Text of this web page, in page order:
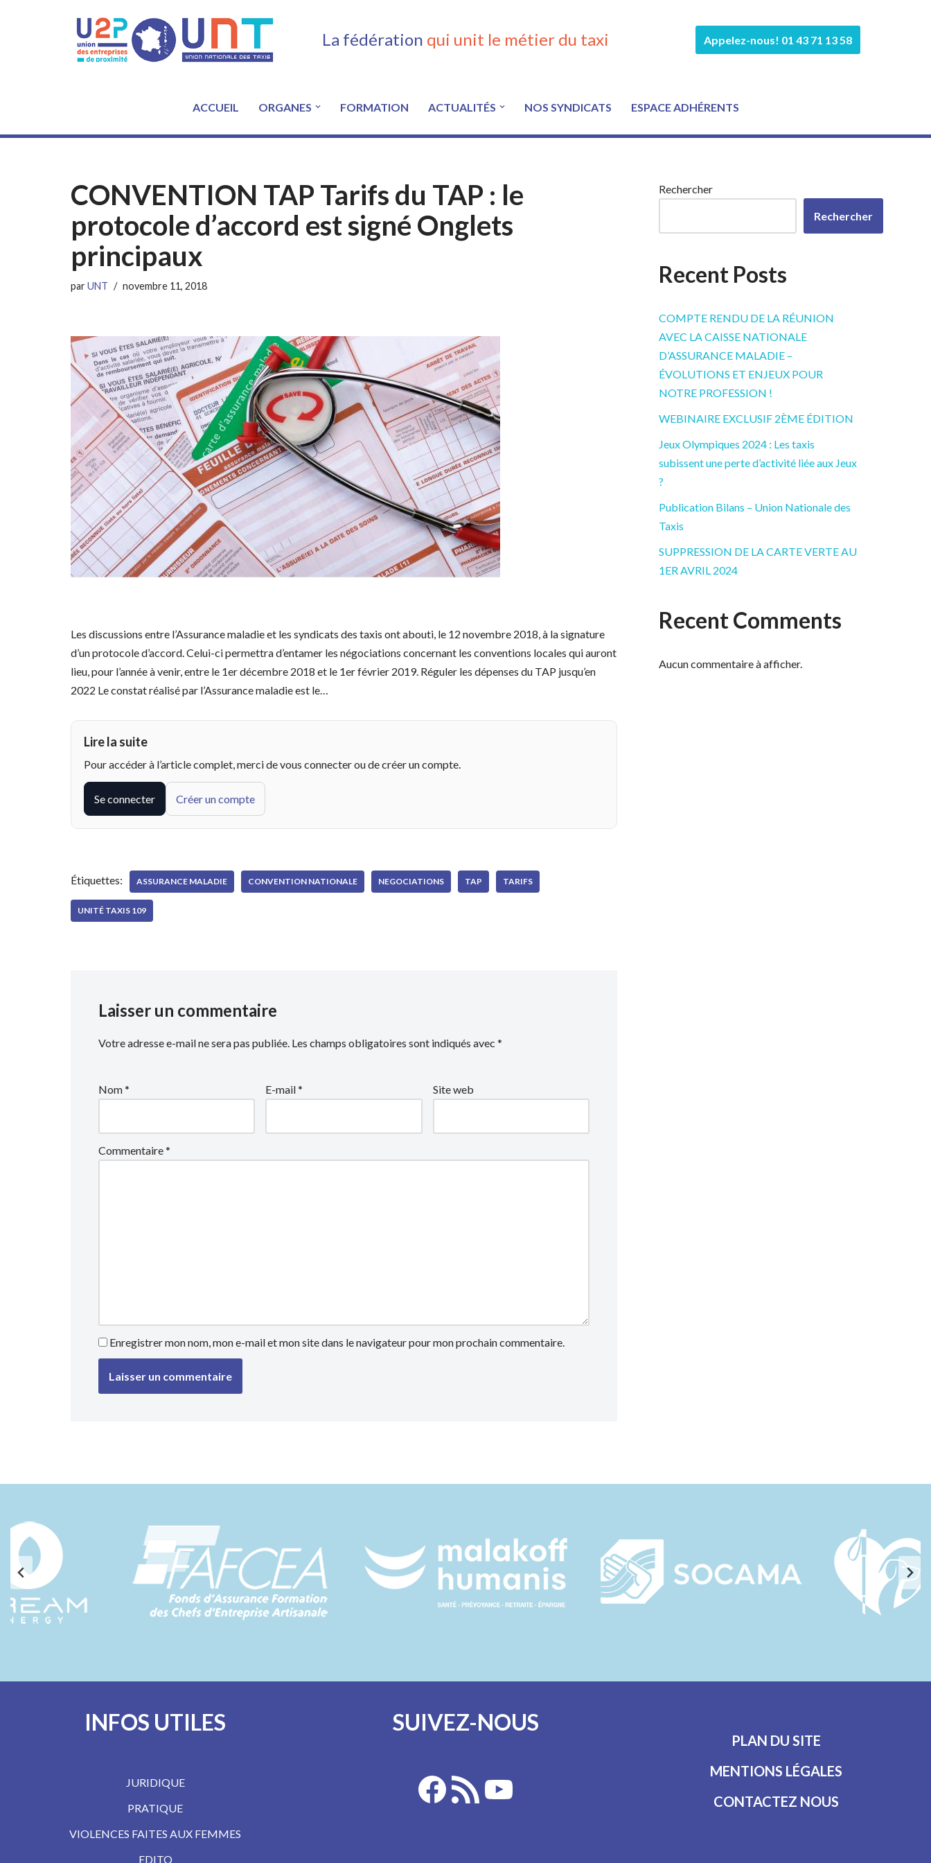
La fédération qui unit le métier du taxi Appelez-nous! 01 43 71 13 58
ACCUEIL ORGANES FORMATION ACTUALITÉS NOS SYNDICATS ESPACE ADHÉRENTS
CONVENTION TAP Tarifs du TAP : le
protocole d’accord est signé Onglets
principaux
parUNT novembre 11, 2018
Les discussions entre l’Assurance maladie et les syndicats des taxis ont abouti, le 12 novembre 2018, à la signature
d’un protocole d’accord. Celui-ci permettra d’entamer les négociations concernant les conventions locales qui auront
lieu, pour l’année à venir, entre le 1er décembre 2018 et le 1er février 2019. Réguler les dépenses du TAP jusqu’en
2022 Le constat réalisé par l’Assurance maladie est le…
Lire la suite
Pour accéder à l’article complet, merci de vous connecter ou de créer un compte.
Se connecter Créer un compte
Étiquettes: ASSURANCE MALADIE CONVENTION NATIONALE NEGOCIATIONS TAP TARIFS
UNITÉ TAXIS 109
Laisser un commentaire
Votre adresse e-mail ne sera pas publiée. Les champs obligatoires sont indiqués avec *
Nom* E-mail* Site web
Commentaire*
Enregistrer mon nom, mon e-mail et mon site dans le navigateur pour mon prochain commentaire.
Rechercher
Rechercher
Recent Posts
COMPTE RENDU DE LA RÉUNION
AVEC LA CAISSE NATIONALE
D’ASSURANCE MALADIE –
ÉVOLUTIONS ET ENJEUX POUR
NOTRE PROFESSION !
WEBINAIRE EXCLUSIF 2ÈME ÉDITION
Jeux Olympiques 2024 : Les taxis
subissent une perte d’activité liée aux Jeux
?
Publication Bilans – Union Nationale des
Taxis
SUPPRESSION DE LA CARTE VERTE AU
1ER AVRIL 2024
Recent Comments
Aucun commentaire à afficher.
INFOS UTILES
JURIDIQUE
PRATIQUE
VIOLENCES FAITES AUX FEMMES
EDITO
SUIVEZ-NOUS
PLAN DU SITE
MENTIONS LÉGALES
CONTACTEZ NOUS